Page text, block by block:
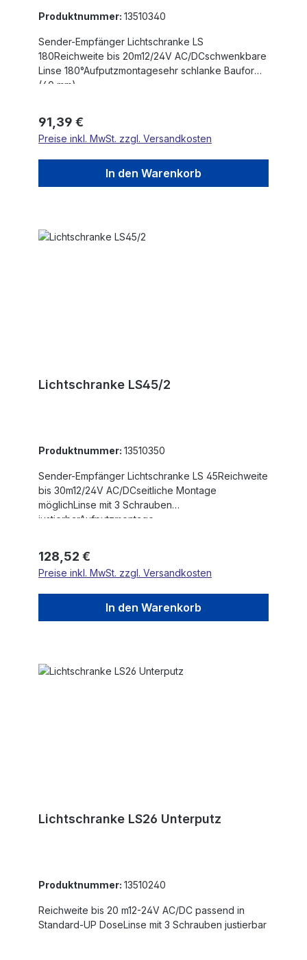
Produktnummer: 13510340
Sender-Empfänger Lichtschranke LS
180Reichweite bis 20m12/24V AC/DCschwenkbare
Linse 180°Aufputzmontagesehr schlanke Bauform
(40 mm).
Regulärer Preis:
91,39 €
Preise inkl. MwSt. zzgl. Versandkosten
In den Warenkorb
Lichtschranke LS45/2
Produktnummer: 13510350
Sender-Empfänger Lichtschranke LS 45Reichweite
bis 30m12/24V AC/DCseitliche Montage
möglichLinse mit 3 Schrauben
justierbarAufputzmontage
Regulärer Preis:
128,52 €
Preise inkl. MwSt. zzgl. Versandkosten
In den Warenkorb
Lichtschranke LS26 Unterputz
Produktnummer: 13510240
Reichweite bis 20 m12-24V AC/DC passend in
Standard-UP DoseLinse mit 3 Schrauben justierbar